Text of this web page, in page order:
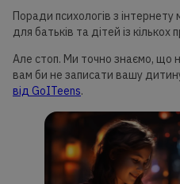
Поради психологів з
для батьків та дітей із кількох
Але стоп. Ми точно знаємо, що
вам би не записати вашу
від GoITeens.